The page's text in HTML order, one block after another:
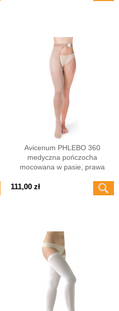
Avicenum PHLEBO 360
medyczna pończocha
mocowana w pasie, prawa
111,00 zł